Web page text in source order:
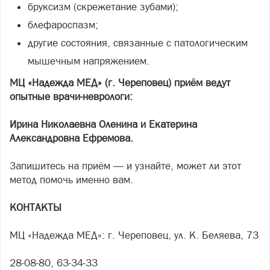
бруксизм (скрежетание зубами);
блефароспазм;
другие состояния, связанные с патологическим
мышечным напряжением.
МЦ «Надежда МЕД» (г. Череповец) приём ведут
опытные врачи-неврологи:
Ирина Николаевна Оленина и Екатерина
Александровна Ефремова.
Запишитесь на приём — и узнайте, может ли этот
метод помочь именно вам.
КОНТАКТЫ
МЦ «Надежда МЕД»: г. Череповец, ул. К. Беляева, 73
28-08-80, 63-34-33